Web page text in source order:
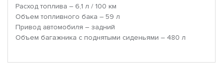
Расход топлива – 6,1 л / 100 км
Объем топливного бака – 59 л
Привод автомобиля – задний
Объем багажника с поднятыми сиденьями – 480 л